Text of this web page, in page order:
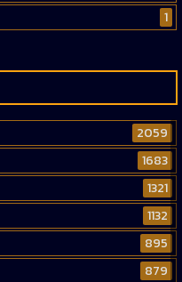
1
2059
1683
1321
1132
895
879